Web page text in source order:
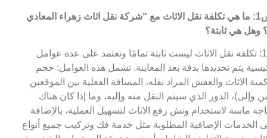
اثاث زهراء المعادي
وهل هي ثابتة؟
ج1: تكلفة نقل الاثاث ليست ثابتة تمامًا وتعتمد على عدة عوامل
يتم تحديدها بدقة بعد المعاينة. تشمل هذه العوامل: حجم
الاثاث والعفش المراد نقله، المسافة الفعلية بين الموقعين
وإلى)، الدور الذي سيتم النقل منه وإليه، وما إذا كان هناك
ماسة لاستخدام ونش رفع الاثاث لتسهيل العملية، بالإضافة
الخدمات الإضافية المطلوبة مثل خدمة فك وتركيب جميع أنواع